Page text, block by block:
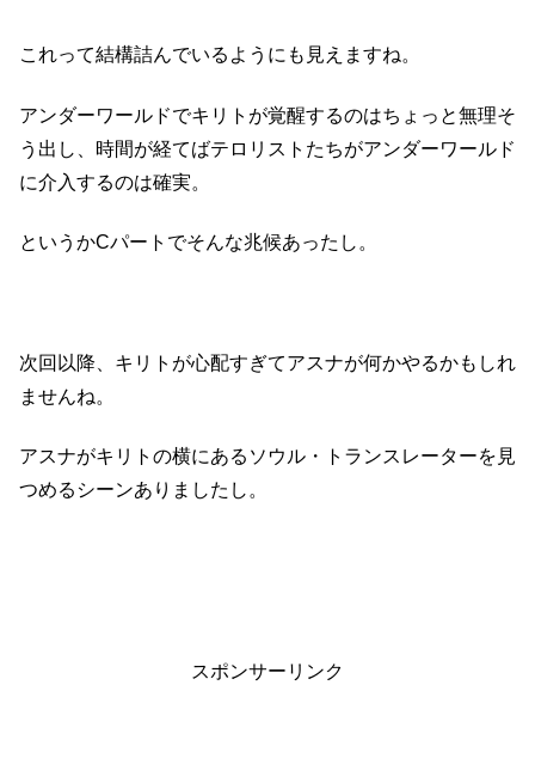
これって結構詰んでいるようにも見えますね。
アンダーワールドでキリトが覚醒するのはちょっと無理そ
う出し、時間が経てばテロリストたちがアンダーワールド
に介入するのは確実。
というかCパートでそんな兆候あったし。
次回以降、キリトが心配すぎてアスナが何かやるかもしれ
ませんね。
アスナがキリトの横にあるソウル・トランスレーターを見
つめるシーンありましたし。
スポンサーリンク